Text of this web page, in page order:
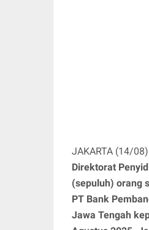
JAKARTA (14/
Direktorat
(sepuluh) orang
PT Bank
Jawa Tengah